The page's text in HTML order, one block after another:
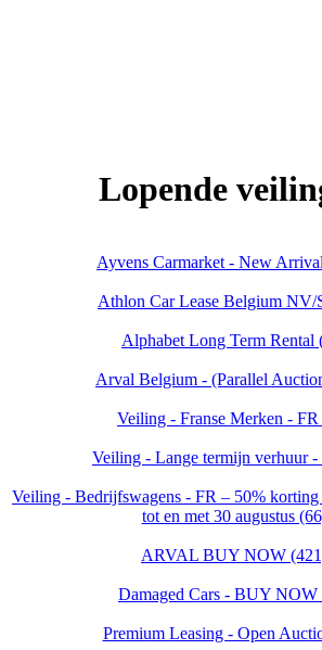
Lopende
Ayvens Carmarket - New
Athlon Car Lease Belgium NV/
Alphabet Long Term Rental
Arval Belgium - (Parallel
Veiling - Franse Merken -
Veiling - Lange termijn verhuur
Veiling - Bedrijfswagens - FR – 50%
tot en met 30 augustus
ARVAL BUY NOW
Damaged Cars - BUY NOW
Premium Leasing - Open